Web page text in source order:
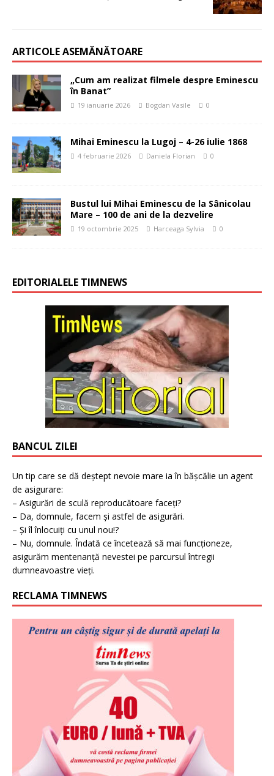
ARTICOLE ASEMĂNĂTOARE
„Cum am realizat filmele despre Eminescu
în Banat”
19 ianuarie 2026 Bogdan Vasile 0
Mihai Eminescu la Lugoj – 4-26 iulie 1868
4 februarie 2026 Daniela Florian 0
Bustul lui Mihai Eminescu de la Sânicolau
Mare – 100 de ani de la dezvelire
19 octombrie 2025 Harceaga Sylvia 0
EDITORIALELE TIMNEWS
BANCUL ZILEI
Un tip care se dă deștept nevoie mare ia în bășcălie un agent
de asigurare:
– Asigurări de sculă reproducătoare faceți?
– Da, domnule, facem și astfel de asigurări.
– Și îl înlocuiți cu unul nou!?
– Nu, domnule. Îndată ce încetează să mai funcționeze,
asigurăm mentenanță nevestei pe parcursul întregii
dumneavoastre vieți.
RECLAMA TIMNEWS